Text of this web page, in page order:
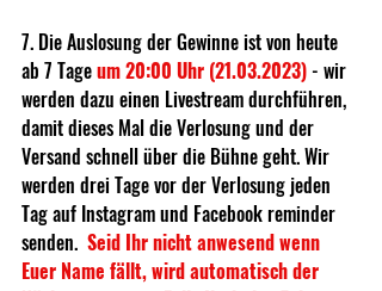
7. Die Auslosung der Gewinne ist von heute
ab 7 Tage um 20:00 Uhr (21.03.2023) - wir
werden dazu einen Livestream durchführen,
damit dieses Mal die Verlosung und der
Versand schnell über die Bühne geht. Wir
werden drei Tage vor der Verlosung jeden
Tag auf Instagram und Facebook reminder
senden. Seid Ihr nicht anwesend wenn
Euer Name fällt, wird automatisch der